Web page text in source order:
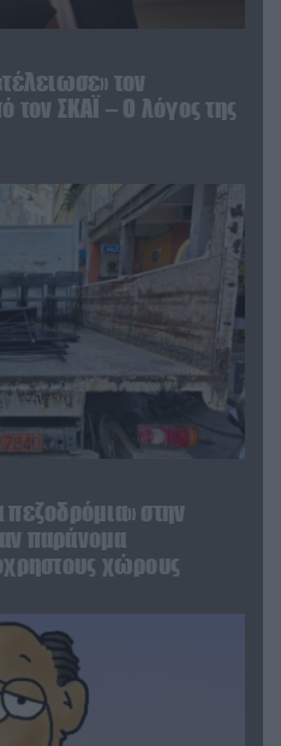
τον
τον ΣΚΑΪ – Ο λόγος της
στην
παράνομα
χώρους